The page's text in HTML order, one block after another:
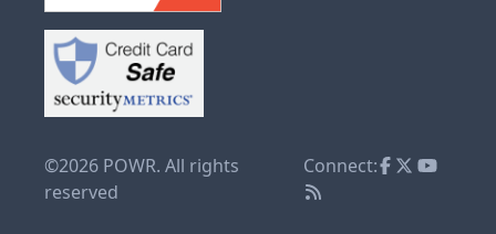
©2026 POWR. All rights
reserved
Connect: